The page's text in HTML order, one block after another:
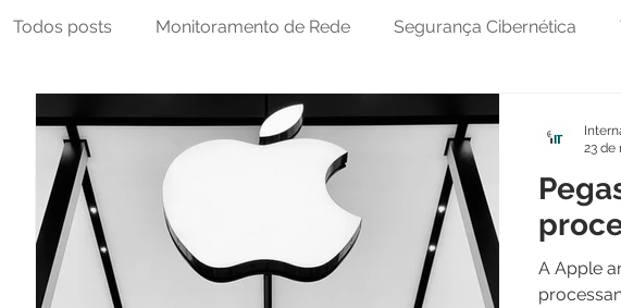
Todos posts Monitoramento de Rede Segurança Cibernética
MFT NOC Tecnologia Operacional
A Apple
23 de